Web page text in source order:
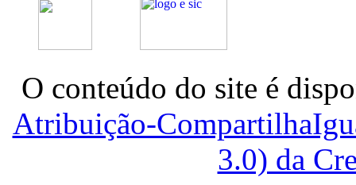
O conteúdo do site é
Atribuição-
3.0) da